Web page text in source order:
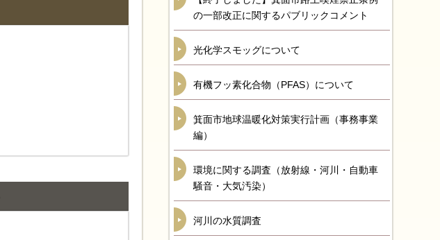
の一部改正に関するパブリックコメント
光化学スモッグについて
有機フッ素化合物（PFAS）について
箕面市地球温暖化対策実行計画（事務事業
編）
環境に関する調査（放射線・河川・自動車
騒音・大気汚染）
河川の水質調査